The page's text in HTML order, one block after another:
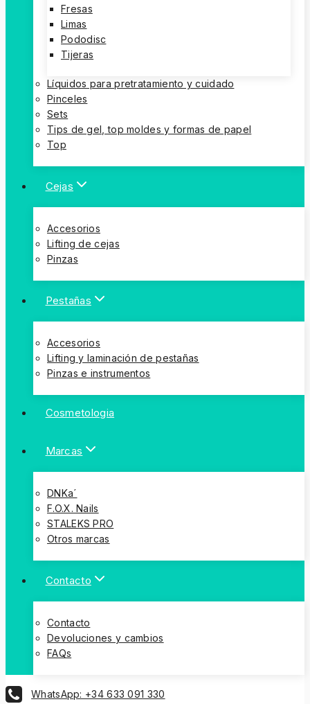
Fresas
Limas
Pododisc
Tijeras
Líquidos para pretratamiento y cuidado
Pinceles
Sets
Tips de gel, top moldes y formas de papel
Top
Cejas
Accesorios
Lifting de cejas
Pinzas
Pestañas
Accesorios
Lifting y laminación de pestañas
Pinzas e instrumentos
Cosmetologia
Marcas
DNKa´
F.O.X. Nails
STALEKS PRO
Otros marcas
Contacto
Contacto
Devoluciones y cambios
FAQs
WhatsApp: +34 633 091 330